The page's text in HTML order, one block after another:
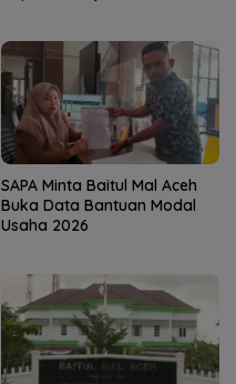
SAPA Minta Baitul Mal Aceh
Buka Data Bantuan Modal
Usaha 2026